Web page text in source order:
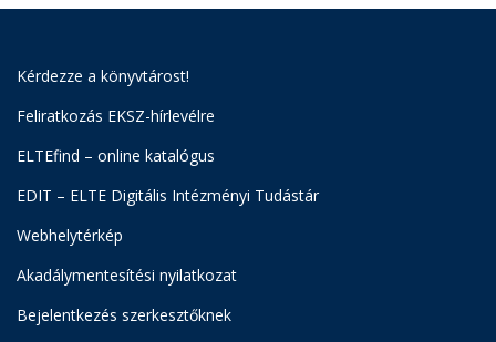
Kérdezze a könyvtárost!
Feliratkozás EKSZ-hírlevélre
ELTEfind – online katalógus
EDIT – ELTE Digitális Intézményi Tudástár
Webhelytérkép
Akadálymentesítési nyilatkozat
Bejelentkezés szerkesztőknek